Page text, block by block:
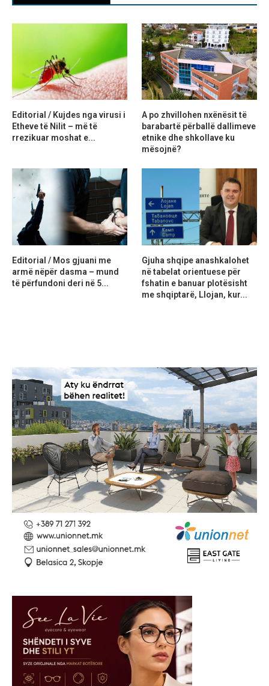
Editorial / Kujdes nga virusi i
Etheve të Nilit – më të
rrezikuar moshat e...
A po zhvillohen nxënësit të
barabartë përballë dallimeve
etnike dhe shkollave ku
mësojnë?
Editorial / Mos gjuani me
armë nëpër dasma – mund
të përfundoni deri në 5...
Gjuha shqipe anashkalohet
në tabelat orientuese për
fshatin e banuar plotësisht
me shqiptarë, Llojan, kur...